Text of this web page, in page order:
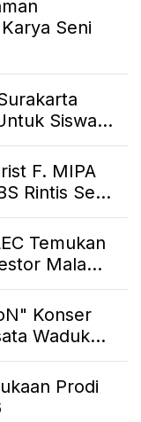
Seni
Siswa...
F. MIPA
Rintis Se...
Temukan
Mala...
Konser
Waduk...
Prodi